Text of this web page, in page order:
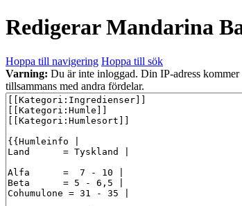
RedigerarMandarina
Hoppa till navigering Hoppa till sök
Varning: Du är inte inloggad. Din IP-adress
tillsammans med andra fördelar.